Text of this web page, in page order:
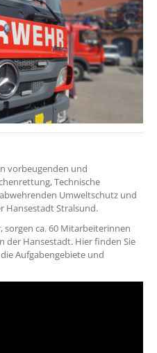
vorbeugenden und
Technische
Umweltschutz und
Hansestadt Stralsund.
sorgen ca. 60 Mitarbeiterinnen
der Hansestadt. Hier finden Sie
Aufgabengebiete und